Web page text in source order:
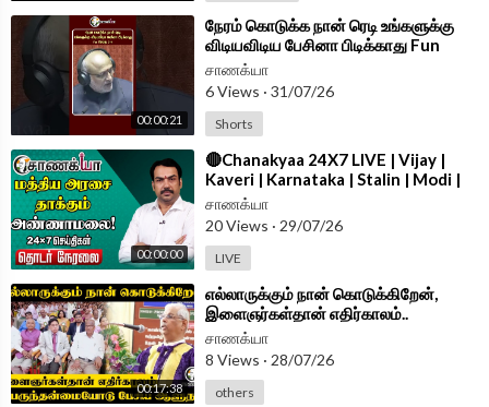
00:00:21
⁣நேரம் கொடுக்க நான் ரெடி உங்களுக்கு
விடியவிடிய பேசினா பிடிக்காது Fun
செய்த CPR | #shorts | #chanakyaa
சாணக்யா
6 Views · 31/07/26
Shorts
00:00:00
⁣🔴Chanakyaa 24X7 LIVE | Vijay |
Kaveri | Karnataka | Stalin | Modi |
Rahul | EPS | Stalin | DMK TVK
சாணக்யா
20 Views · 29/07/26
LIVE
00:17:38
⁣எல்லாருக்கும் நான் கொடுக்கிறேன்,
இளைஞர்கள்தான் எதிர்காலம்..
பெருந்தன்மையோடு பேசிய Governor
சாணக்யா
8 Views · 28/07/26
others